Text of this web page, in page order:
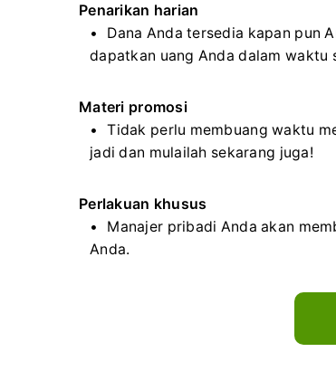
Penarikan harian
Dana Anda tersedia kapan pun
dapatkan uang Anda dalam waktu
Materi promosi
Tidak perlu membuang waktu
jadi dan mulailah sekarang juga!
Perlakuan khusus
Manajer pribadi Anda akan
Anda.